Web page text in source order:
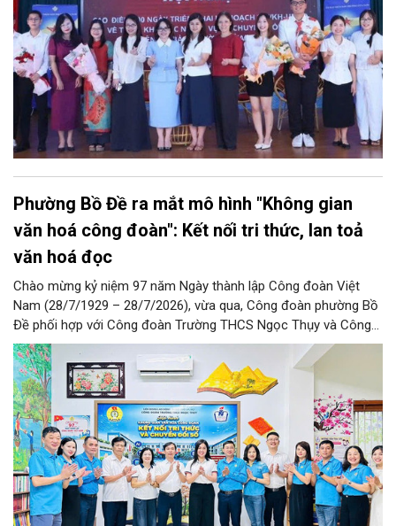
các kênh của đơn vị đồng hành.
Phường Bồ Đề ra mắt mô hình "Không gian
văn hoá công đoàn": Kết nối tri thức, lan toả
văn hoá đọc
Chào mừng kỷ niệm 97 năm Ngày thành lập Công đoàn Việt
Nam (28/7/1929 – 28/7/2026), vừa qua, Công đoàn phường Bồ
Đề phối hợp với Công đoàn Trường THCS Ngọc Thụy và Công
đoàn Trường Tiểu học Ái Mộ B tổ chức Lễ ra mắt Mô hình
“Không gian văn hóa công đoàn”.